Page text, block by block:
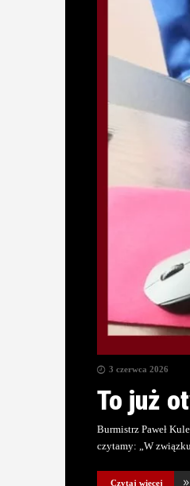
3 czerwca 2026
To już
Burmistrz Paweł
czytamy: „W
Czytaj więcej